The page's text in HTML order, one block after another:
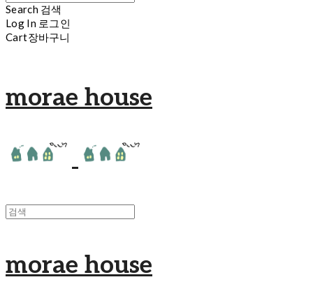
Search 검색
Log In 로그인
Cart장바구니
morae house
morae house